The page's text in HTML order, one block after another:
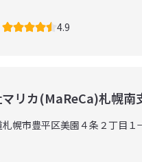
4.9
リカ(MaReCa)札幌南
幌市豊平区美園４条２丁目１